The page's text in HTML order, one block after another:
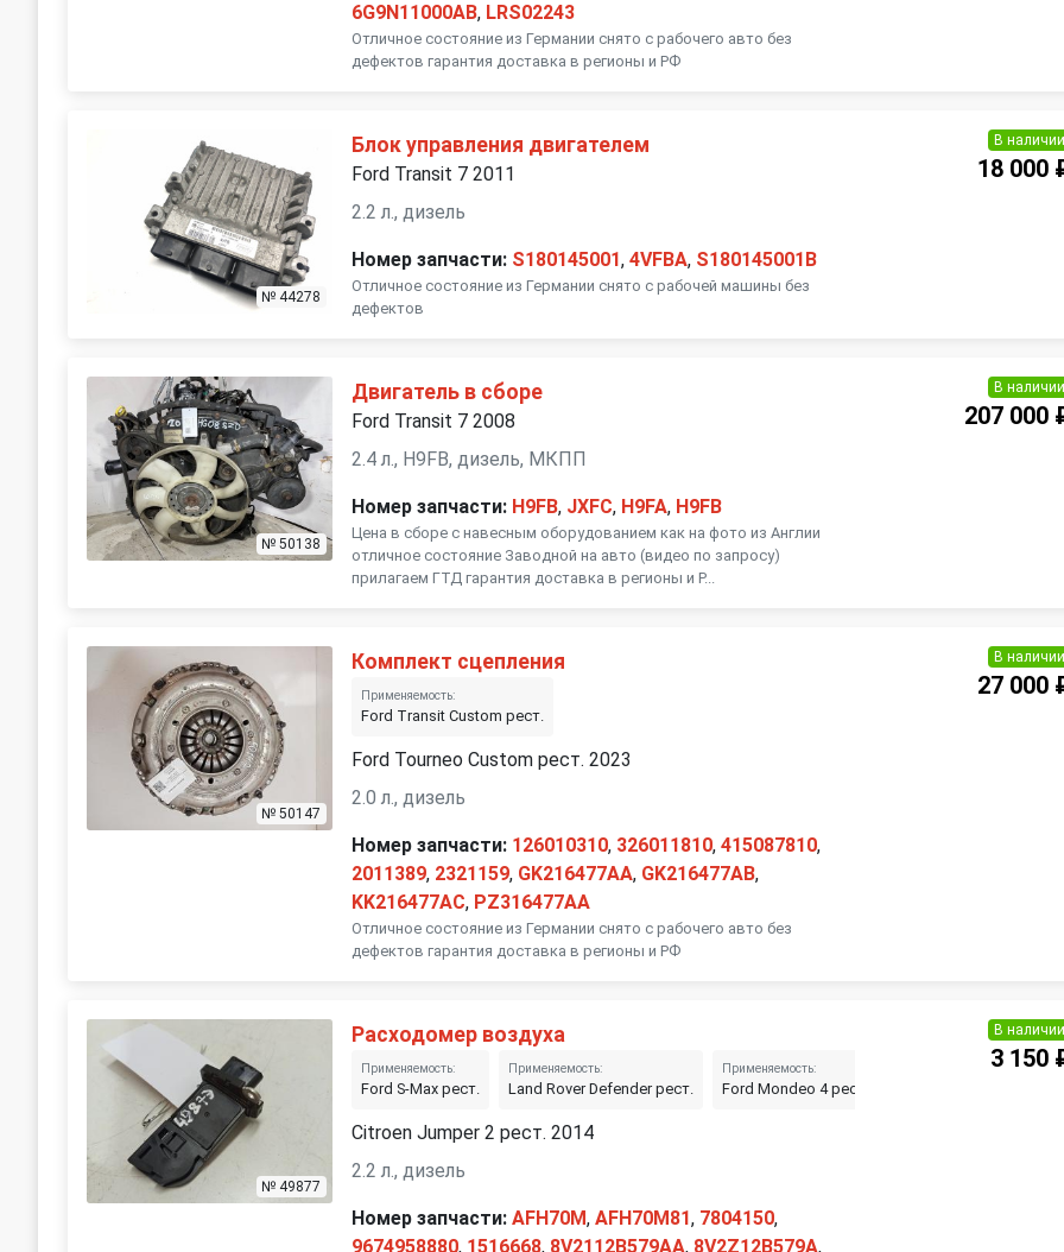
6G9N11000AB, LRS02243
Отличное состояние из Германии снято с рабочего авто без
дефектов гарантия доставка в регионы и РФ
№ 44278
Блок управления двигателем
Ford Transit 7 2011
2.2 л., дизель
Номер запчасти: S180145001,4VFBA, S180145001B
Отличное состояние из Германии снято с рабочей машины без
дефектов
В
18 000
№ 50138
Двигатель в сборе
Ford Transit 7 2008
2.4 л., H9FB, дизель, МКПП
Номер запчасти: H9FB, JXFC, H9FA, H9FB
Цена в сборе с навесным оборудованием как на фото из Англии
отличное состояние Заводной на авто (видео по запросу)
прилагаем ГТД гарантия доставка в регионы и Р...
В
207 000
№ 50147
Комплект сцепления
Применяемость:
Ford Transit Custom рест.
Ford Tourneo Custom рест. 2023
2.0 л., дизель
Номер запчасти: 126010310, 326011810,415087810,
2011389, 2321159, GK216477AA, GK216477AB,
KK216477AC, PZ316477AA
Отличное состояние из Германии снято с рабочего авто без
дефектов гарантия доставка в регионы и РФ
В
27 000
№ 49877
Расходомер воздуха
Применяемость:
Ford S-Max рест.
Применяемость:
Land Rover Defender рест.
Применяемость:
Ford Mondeo 4 рест.
Применяемость:
Citroen Jumper 2 рест. 2014
2.2 л., дизель
Номер запчасти: AFH70M,AFH70M81, 7804150,
9674958880, 1516668, 8V2112B579AA, 8V2Z12B579A,
В
3 150